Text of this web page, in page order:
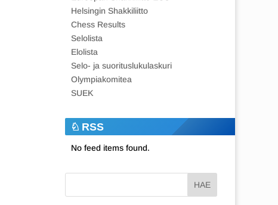
Helsingin Shakkiliitto
Chess Results
Selolista
Elolista
Selo- ja suorituslukulaskuri
Olympiakomitea
SUEK
RSS
No feed items found.